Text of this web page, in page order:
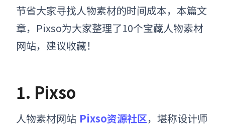
节省大家寻找人物素材的时间成本，本篇文
章，Pixso为大家整理了10个宝藏人物素材
网站，建议收藏！
1. Pixso
人物素材网站 Pixso资源社区， 堪称设计师